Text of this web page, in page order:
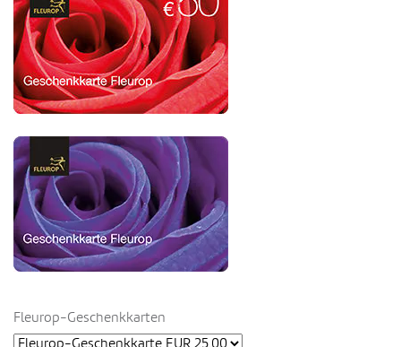
Fleurop-Geschenkkarten